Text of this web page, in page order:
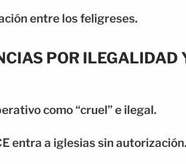
entre los feligreses.
POR ILEGALIDAD
como “cruel” e ilegal.
entra a iglesias sin autorización.